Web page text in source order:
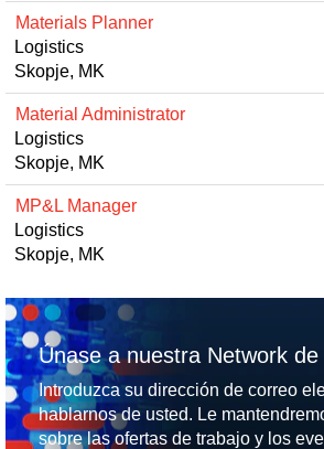
Materials Planner
Logistics
Skopje, MK
Material Administrator
Logistics
Skopje, MK
MP&L Manager
Logistics
Skopje, MK
Únase a nuestra Network
Introduzca su dirección de correo
hablarnos de usted. Le
sobre las ofertas de trabajo y los